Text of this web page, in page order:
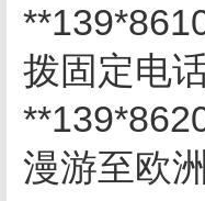
拨固定电
漫游至欧